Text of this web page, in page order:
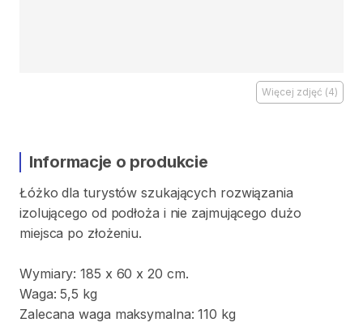
Więcej zdjęć (4)
Informacje o produkcie
Łóżko dla turystów szukających rozwiązania
izolującego od podłoża i nie zajmującego dużo
miejsca po złożeniu.
Wymiary: 185 x 60 x 20 cm.
Waga: 5​,​5 kg
Zalecana waga maksymalna: 110 kg